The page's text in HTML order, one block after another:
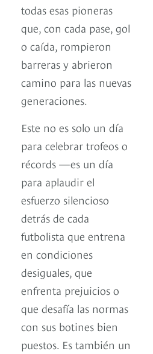
todas esas pioneras
que, con cada pase, gol
o caída, rompieron
barreras y abrieron
camino para las nuevas
generaciones.
Este no es solo un día
para celebrar trofeos o
récords —es un día
para aplaudir el
esfuerzo silencioso
detrás de cada
futbolista que entrena
en condiciones
desiguales, que
enfrenta prejuicios o
que desafía las normas
con sus botines bien
puestos. Es también un